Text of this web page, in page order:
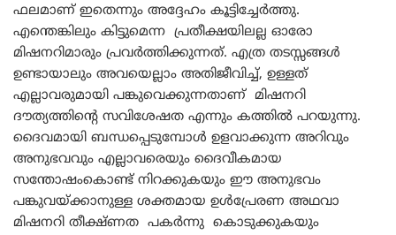
ഫലമാണ് ഇതെന്നും അദ്ദേഹം കൂട്ടിച്ചേർത്തു.
എന്തെങ്കിലും കിട്ടുമെന്ന പ്രതീക്ഷയിലല്ല ഓരോ
മിഷനറിമാരും പ്രവർത്തിക്കുന്നത്. എത്ര തടസ്സങ്ങൾ
ഉണ്ടായാലും അവയെല്ലാം അതിജീവിച്ച്, ഉള്ളത്
എല്ലാവരുമായി പങ്കുവെക്കുന്നതാണ് മിഷനറി
ദൗത്യത്തിന്റെ സവിശേഷത എന്നും കത്തിൽ പറയുന്നു.
ദൈവമായി ബന്ധപ്പെടുമ്പോൾ ഉളവാക്കുന്ന അറിവും
അനുഭവവും എല്ലാവരെയും ദൈവീകമായ
സന്തോഷംകൊണ്ട് നിറക്കുകയും ഈ അനുഭവം
പങ്കുവയ്ക്കാനുള്ള ശക്തമായ ഉൾപ്രേരണ അഥവാ
മിഷനറി തീക്ഷ്ണത പകർന്നു കൊടുക്കുകയും